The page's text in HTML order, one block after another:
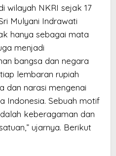
wilayah NKRI sejak 17
Mulyani Indrawati
hanya sebagai mata
menjadi
bangsa dan negara
lembaran rupiah
dan narasi mengenai
Indonesia. Sebuah motif
keberagaman dan
ujarnya. Berikut